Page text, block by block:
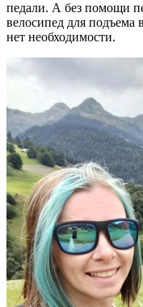
педали. А без помощи
велосипед для подъема
нет необходимости.